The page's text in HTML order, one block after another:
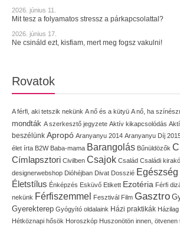
2026. június 11.
Mit tesz a folyamatos stressz a párkapcsolattal?
2026. június 17.
Ne csináld ezt, kisfiam, mert meg fogsz vakulni!
Rovatok
A férfi, aki tetszik nekünk A nő és a kütyü A nő, ha
mondták A szerkesztő jegyzete Aktív kikapcsolódás
beszélünk Apropó Aranyanyu 2014 Aranyanyu Díj
élet írta B2W Baba-mama Barangolás Bűnüldözők
Címlapsztori Civilben Csajok Család Családi
designerwebshop Dióhéjban Divat Dosszié Egészség
Életstílus Énképzés Esküvő Etikett Ezotéria Férfi
nekünk Férfiszemmel Fesztivál Film Gasztro
Gyerekterep Gyógyító oldalaink Házi praktikák Házilag
Hétköznapi hősök Horoszkóp Huszonötön innen, ötvenen